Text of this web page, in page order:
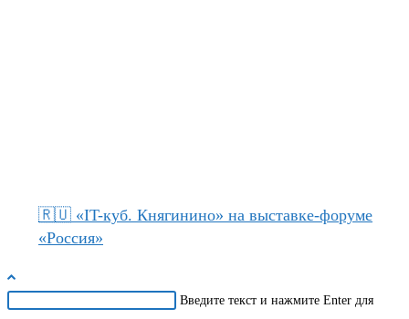
🇷🇺 «IT-куб. Княгинино» на выставке-форуме
«Россия»
Введите текст и нажмите Enter для